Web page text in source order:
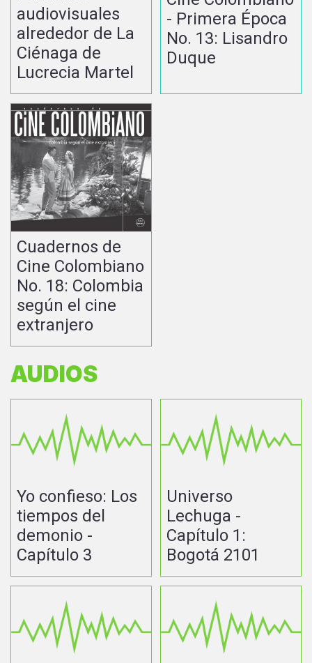
audiovisuales
alrededor de La
Ciénaga de
Lucrecia Martel
- Primera Época
No. 13: Lisandro
Duque
Cuadernos de
Cine Colombiano
No. 18: Colombia
según el cine
extranjero
AUDIOS
Yo confieso: Los
tiempos del
demonio -
Capítulo 3
Universo
Lechuga -
Capítulo 1:
Bogotá 2101